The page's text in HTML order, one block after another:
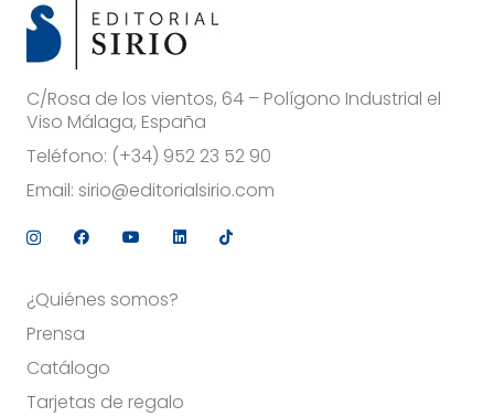
C/Rosa de los vientos, 64 – Polígono Industrial el
Viso Málaga, España
Teléfono: (+34) 952 23 52 90
Email: sirio@editorialsirio.com
¿Quiénes somos?
Prensa
Catálogo
Tarjetas de regalo